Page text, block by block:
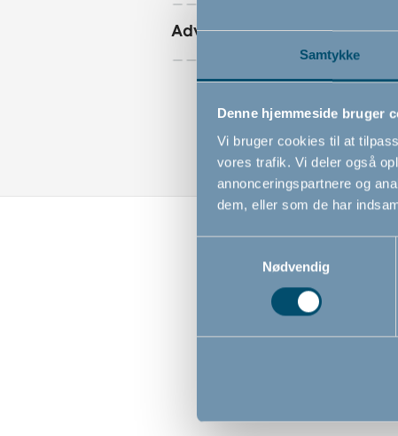
Samtykke
Denne hjemmeside bruger
Vi bruger cookies til at
vores trafik. Vi deler også
annonceringspartnere og
dem, eller som de har
Nødvendig
Advarsler